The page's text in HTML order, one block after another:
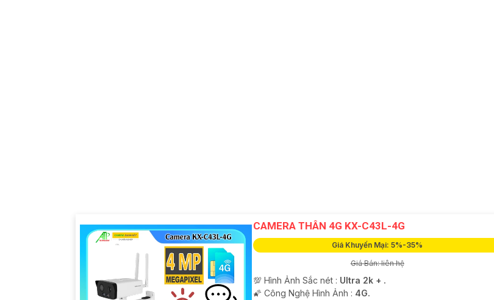
CAMERA THÂN 4G KX-C43L-4G
Giá Khuyến Mại: 5%-35%
Giá Bán: liên hệ
💯 Hình Ảnh Sắc nét : Ultra 2k + .
🌠 Công Nghệ Hình Ảnh : 4G.